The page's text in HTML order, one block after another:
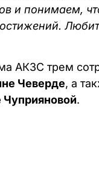
и понимаем,
АКЗС трем
Чеверде, а
Чуприяновой.